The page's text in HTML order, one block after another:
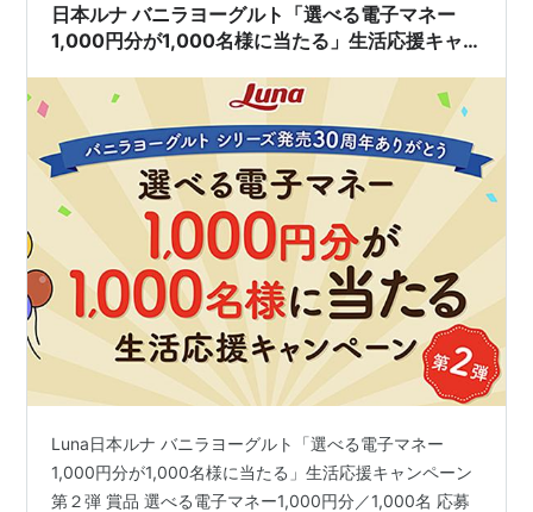
日本ルナ バニラヨーグルト「選べる電子マネー
1,000円分が1,000名様に当たる」生活応援キャ
Luna日本ルナ バニラヨーグルト「選べる電子マネー
1,000円分が1,000名様に当たる」生活応援キャンペーン
第２弾 賞品 選べる電子マネー1,000円分／1,000名 応募